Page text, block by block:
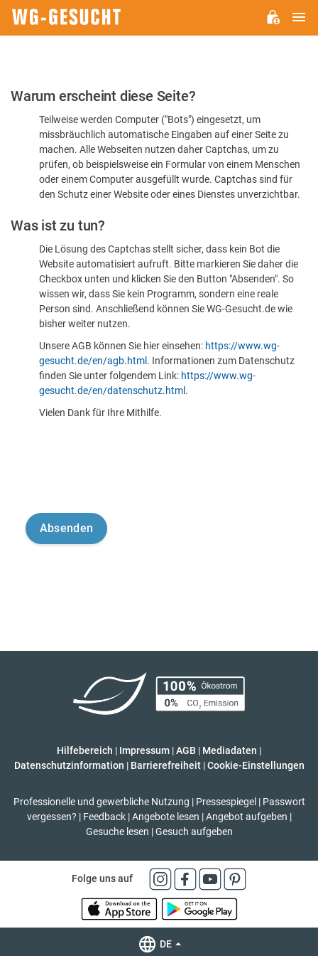
Bitte
dass
sind
Warum erscheint diese Seite?
Teilweise werden Computer ("Bots") eingesetzt, um
missbräuchlich automatische Eingaben auf einer Seite zu
machen. Alle Webseiten nutzen daher Captchas, um zu
prüfen, ob beispielsweise ein Formular von einem Menschen
oder einem Computer ausgefüllt wurde. Captchas sind für
den Schutz einer Website oder eines Dienstes unverzichtbar.
Was ist zu tun?
Die Lösung des Captchas stellt sicher, dass kein Bot die
Website automatisiert aufruft. Bitte markieren Sie daher die
Checkbox unten und klicken Sie den Button "Absenden". So
wissen wir, dass Sie kein Programm, sondern eine reale
Person sind. Anschließend können Sie WG-Gesucht.de wie
bisher weiter nutzen.
Unsere AGB können Sie hier einsehen: https://www.wg-
gesucht.de/en/agb.html . Informationen zum Datenschutz
finden Sie unter folgendem Link: https://www.wg-
gesucht.de/en/datenschutz.html .
Vielen Dank für Ihre Mithilfe.
Hilfebereich | Impressum |AGB | Mediadaten |
Datenschutzinformation | Barrierefreiheit | Cookie-Einstellungen
Professionelle und gewerbliche Nutzung | Pressespiegel | Passwort
vergessen? | Feedback | Angebote lesen | Angebot aufgeben |
Gesuche lesen | Gesuch aufgeben
Folge uns auf
DE